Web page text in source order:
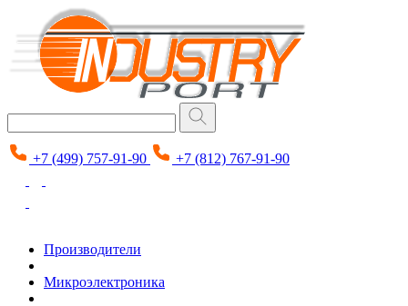
+7 (499) 757-91-90 +7 (812) 767-91-90
Производители
Микроэлектроника